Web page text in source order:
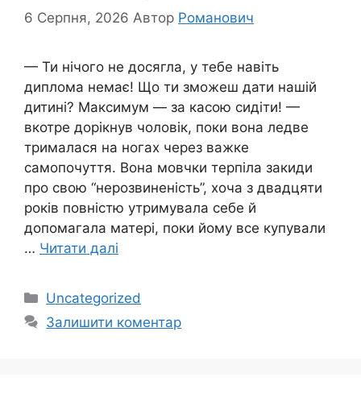
6 Серпня, 2026 Автор Романович
— Ти нічого не досягла, у тебе навіть
диплома немає! Що ти зможеш дати нашій
дитині? Максимум — за касою сидіти! —
вкотре дорікнув чоловік, поки вона ледве
трималася на ногах через важке
самопочуття. Вона мовчки терпіла закиди
про свою “нерозвиненість”, хоча з двадцяти
років повністю утримувала себе й
допомагала матері, поки йому все купували
… Читати далі
Категорії
Uncategorized
Залишити коментар